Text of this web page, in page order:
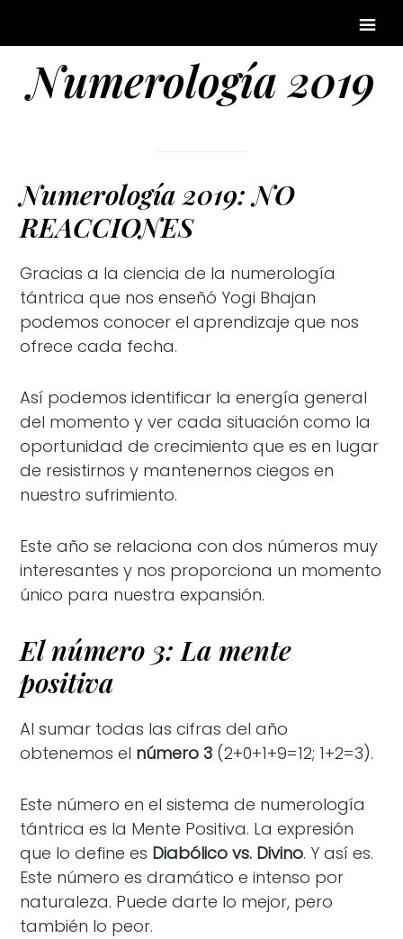
Numerología 2019
Numerología 2019: NO
REACCIONES
Gracias a la ciencia de la numerología
tántrica que nos enseñó Yogi Bhajan
podemos conocer el aprendizaje que nos
ofrece cada fecha.
Así podemos identificar la energía general
del momento y ver cada situación como la
oportunidad de crecimiento que es en lugar
de resistirnos y mantenernos ciegos en
nuestro sufrimiento.
Este año se relaciona con dos números muy
interesantes y nos proporciona un momento
único para nuestra expansión.
El número 3: La mente
positiva
Al sumar todas las cifras del año
obtenemos el número 3 (2+0+1+9=12; 1+2=3).
Este número en el sistema de numerología
tántrica es la Mente Positiva. La expresión
que lo define es Diabólico vs. Divino. Y así es.
Este número es dramático e intenso por
naturaleza. Puede darte lo mejor, pero
también lo peor.